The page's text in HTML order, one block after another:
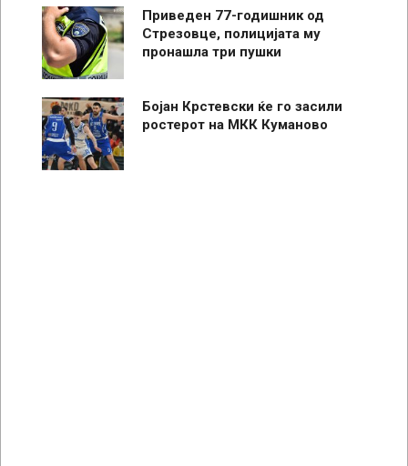
Приведен 77-годишник од
Стрезовце, полицијата му
пронашла три пушки
Бојан Крстевски ќе го засили
ростерот на МКК Куманово